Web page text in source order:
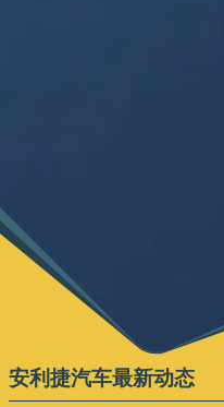
安利捷汽车最新动态